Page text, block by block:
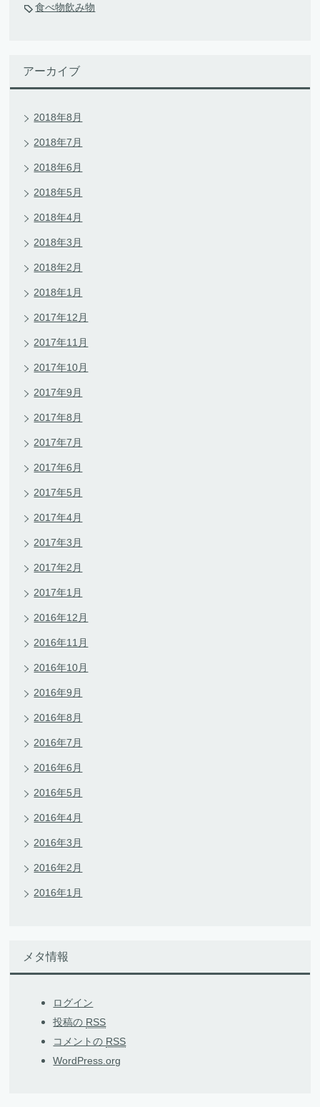
食べ物飲み物
アーカイブ
2018年8月
2018年7月
2018年6月
2018年5月
2018年4月
2018年3月
2018年2月
2018年1月
2017年12月
2017年11月
2017年10月
2017年9月
2017年8月
2017年7月
2017年6月
2017年5月
2017年4月
2017年3月
2017年2月
2017年1月
2016年12月
2016年11月
2016年10月
2016年9月
2016年8月
2016年7月
2016年6月
2016年5月
2016年4月
2016年3月
2016年2月
2016年1月
メタ情報
ログイン
投稿の RSS
コメントの RSS
WordPress.org